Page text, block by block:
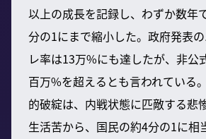
以上の成長を記録し、わずか数年
分の1にまで縮小した。政府発表
レ率は13万%にも達したが、非公
百万%を超えるとも言われている
的破綻は、内戦状態に匹敵する悲
生活苦から、国民の約4分の1に相